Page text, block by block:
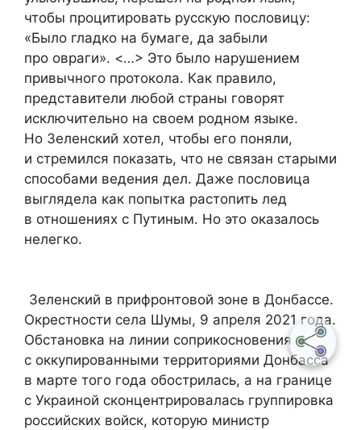
чтобы процитировать русскую пословицу:
«Было гладко на бумаге, да забыли
про овраги». <…> Это было нарушением
привычного протокола. Как правило,
представители любой страны говорят
исключительно на своем родном языке.
Но Зеленский хотел, чтобы его поняли,
и стремился показать, что не связан старыми
способами ведения дел. Даже пословица
выглядела как попытка растопить лед
в отношениях с Путиным. Но это оказалось
нелегко.
Зеленский в прифронтовой зоне в Донбассе.
Окрестности села Шумы, 9 апреля 2021 года.
Обстановка на линии соприкосновения
с оккупированными территориями Донбасса
в марте того года обострилась, а на границе
с Украиной сконцентрировалась группировка
российских войск, которую министр